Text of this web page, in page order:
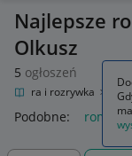
Najlepsze
Olkusz
5 ogłoszeń
Kultura i rozrywka
Podobne: